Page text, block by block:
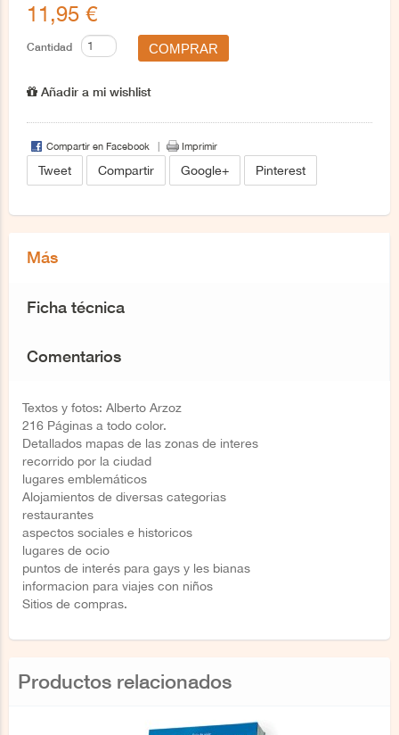
11,95 €
Cantidad
Añadir a mi wishlist
Compartir en Facebook Imprimir
Tweet Compartir Google+ Pinterest
Más
Ficha técnica
Comentarios
Textos y fotos: Alberto Arzoz
216 Páginas a todo color.
Detallados mapas de las zonas de interes
recorrido por la ciudad
lugares emblemáticos
Alojamientos de diversas categorias
restaurantes
aspectos sociales e historicos
lugares de ocio
puntos de interés para gays y les bianas
informacion para viajes con niños
Sitios de compras.
Productos relacionados